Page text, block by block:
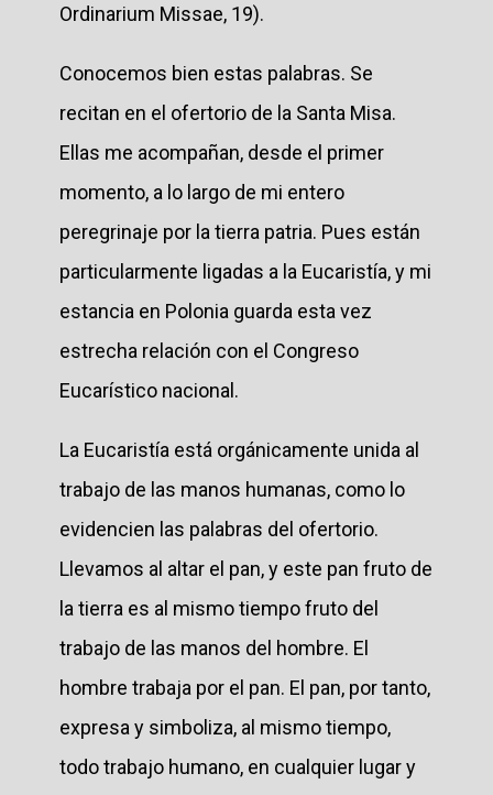
Ordinarium Missae, 19).
Conocemos bien estas palabras. Se
recitan en el ofertorio de la Santa Misa.
Ellas me acompañan, desde el primer
momento, a lo largo de mi entero
peregrinaje por la tierra patria. Pues están
particularmente ligadas a la Eucaristía, y mi
estancia en Polonia guarda esta vez
estrecha relación con el Congreso
Eucarístico nacional.
La Eucaristía está orgánicamente unida al
trabajo de las manos humanas, como lo
evidencien las palabras del ofertorio.
Llevamos al altar el pan, y este pan fruto de
la tierra es al mismo tiempo fruto del
trabajo de las manos del hombre. El
hombre trabaja por el pan. El pan, por tanto,
expresa y simboliza, al mismo tiempo,
todo trabajo humano, en cualquier lugar y